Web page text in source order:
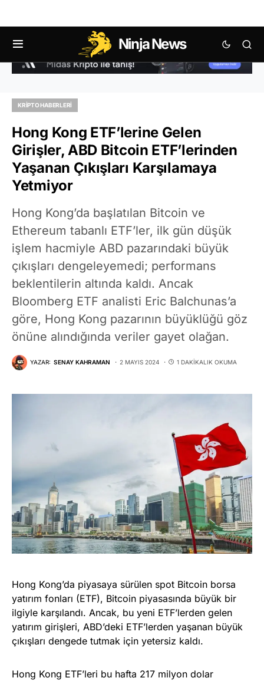
Ninja News
KRIPTO HABERLERI
Hong Kong ETF’lerine Gelen
Girişler, ABD Bitcoin ETF’lerinden
Yaşanan Çıkışları Karşılamaya
Yetmiyor
Hong Kong’da başlatılan Bitcoin ve
Ethereum tabanlı ETF’ler, ilk gün düşük
işlem hacmiyle ABD pazarındaki büyük
çıkışları dengeleyemedi; performans
beklentilerin altında kaldı. Ancak
Bloomberg ETF analisti Eric Balchunas’a
göre, Hong Kong pazarının büyüklüğü göz
önüne alındığında veriler gayet olağan.
YAZAR: SENAY KAHRAMAN 2 MAYIS 2024 1 DAKIKALIK OKUMA
Hong Kong’da piyasaya sürülen spot Bitcoin borsa
yatırım fonları (ETF), Bitcoin piyasasında büyük bir
ilgiyle karşılandı. Ancak, bu yeni ETF’lerden gelen
yatırım girişleri, ABD’deki ETF’lerden yaşanan büyük
çıkışları dengede tutmak için yetersiz kaldı.
Hong Kong ETF’leri bu hafta 217 milyon dolar